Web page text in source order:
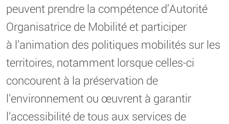
peuvent prendre la compétence d’Autorité
Organisatrice de Mobilité et participer
à l’animation des politiques mobilités sur les
territoires, notamment lorsque celles-ci
concourent à la préservation de
l’environnement ou œuvrent à garantir
l’accessibilité de tous aux services de